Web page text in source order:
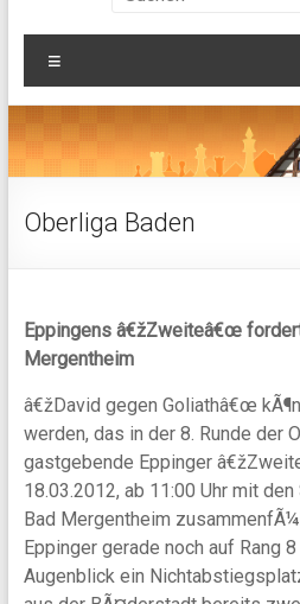
Oberliga Baden
Eppingens â€žZweiteâ€œ
Mergentheim
â€žDavid gegen Goliathâ€œ
werden, das in der 8. Runde der
gastgebende Eppinger
18.03.2012, ab 11:00 Uhr mit
Bad Mergentheim
Eppinger gerade noch auf Rang
Augenblick ein